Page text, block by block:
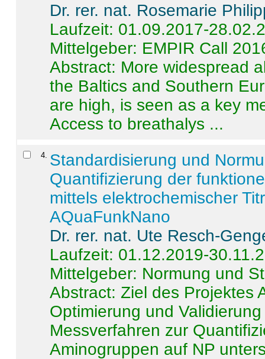
Dr. rer. nat. Rosemarie
Laufzeit: 01.09.2017-
Mittelgeber: EMPIR Call
Abstract: More widespread
the Baltics and Southern
are high, is seen as a key
Access to breathalys ...
4 Standardisierung und
Quantifizierung der
mittels elektrochemischer
AQuaFunkNano
Dr. rer. nat. Ute Resch-
Laufzeit: 01.12.2019-
Mittelgeber: Normung und
Abstract:Ziel des Projektes
Optimierung und
Messverfahren zur
Aminogruppen auf NP